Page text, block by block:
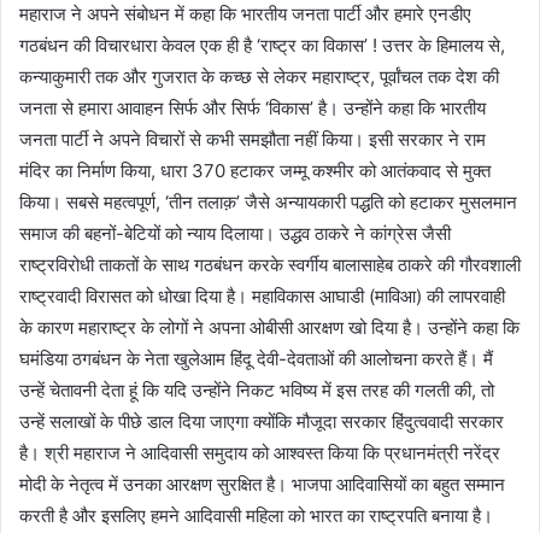
महाराज ने अपने संबोधन में कहा कि भारतीय जनता पार्टी और हमारे एनडीए
गठबंधन की विचारधारा केवल एक ही है ‘राष्ट्र का विकास’ ! उत्तर के हिमालय से,
कन्याकुमारी तक और गुजरात के कच्छ से लेकर महाराष्ट्र, पूर्वांचल तक देश की
जनता से हमारा आवाहन सिर्फ और सिर्फ ‘विकास’ है। उन्होंने कहा कि भारतीय
जनता पार्टी ने अपने विचारों से कभी समझौता नहीं किया। इसी सरकार ने राम
मंदिर का निर्माण किया, धारा 370 हटाकर जम्मू कश्मीर को आतंकवाद से मुक्त
किया। सबसे महत्वपूर्ण, ‘तीन तलाक़’ जैसे अन्यायकारी पद्धति को हटाकर मुसलमान
समाज की बहनों-बेटियों को न्याय दिलाया। उद्धव ठाकरे ने कांग्रेस जैसी
राष्ट्रविरोधी ताकतों के साथ गठबंधन करके स्वर्गीय बालासाहेब ठाकरे की गौरवशाली
राष्ट्रवादी विरासत को धोखा दिया है। महाविकास आघाडी (माविआ) की लापरवाही
के कारण महाराष्ट्र के लोगों ने अपना ओबीसी आरक्षण खो दिया है। उन्होंने कहा कि
घमंडिया ठगबंधन के नेता खुलेआम हिंदू देवी-देवताओं की आलोचना करते हैं। मैं
उन्हें चेतावनी देता हूं कि यदि उन्होंने निकट भविष्य में इस तरह की गलती की, तो
उन्हें सलाखों के पीछे डाल दिया जाएगा क्योंकि मौजूदा सरकार हिंदुत्ववादी सरकार
है। श्री महाराज ने आदिवासी समुदाय को आश्वस्त किया कि प्रधानमंत्री नरेंद्र
मोदी के नेतृत्व में उनका आरक्षण सुरक्षित है। भाजपा आदिवासियों का बहुत सम्मान
करती है और इसलिए हमने आदिवासी महिला को भारत का राष्ट्रपति बनाया है।